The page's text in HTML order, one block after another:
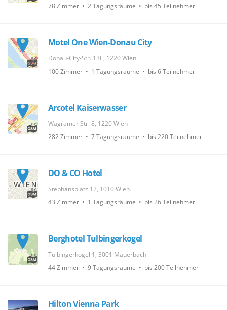
78 Zimmer • 2 Tagungsräume • bis 45 Teilnehmer
Motel One Wien-Donau City
Donau-City-Str. 13E, 1220 Wien
100 Zimmer • 1 Tagungsräume • bis 6 Teilnehmer
Arcotel Kaiserwasser
Wagramer Str. 8, 1220 Wien
282 Zimmer • 7 Tagungsräume • bis 220 Teilnehmer
DO & CO Hotel
Stephansplatz 12, 1010 Wien
43 Zimmer • 1 Tagungsräume • bis 26 Teilnehmer
Berghotel Tulbingerkogel
Tulbingerkogel 1, 3001 Mauerbach
44 Zimmer • 9 Tagungsräume • bis 200 Teilnehmer
Hilton Vienna Park